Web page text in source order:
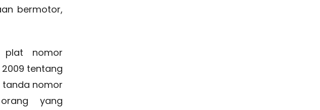
bermotor,
plat nomor
tentang
tanda nomor
yang